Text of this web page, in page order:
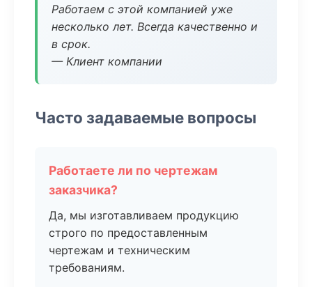
Работаем с этой компанией уже
несколько лет. Всегда качественно и
в срок.
— Клиент компании
Часто задаваемые вопросы
Работаете ли по чертежам
заказчика?
Да, мы изготавливаем продукцию
строго по предоставленным
чертежам и техническим
требованиям.